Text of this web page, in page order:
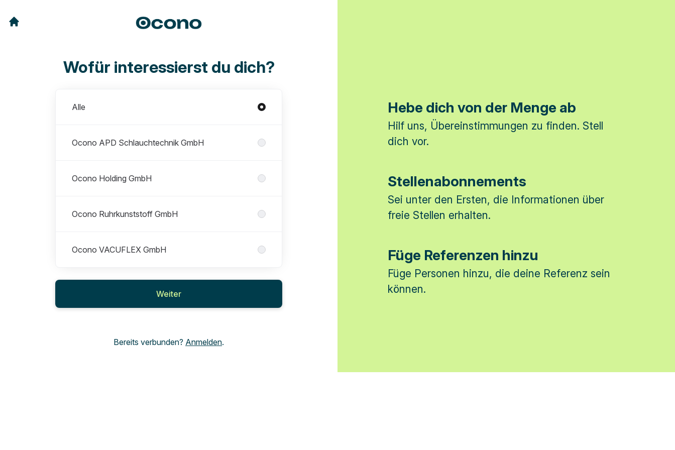
Wofür interessierst du dich?
Alle
Ocono APD Schlauchtechnik GmbH
Ocono Holding GmbH
Ocono Ruhrkunststoff GmbH
Ocono VACUFLEX GmbH
Weiter
Bereits verbunden? Anmelden.
Hebe dich von der Menge ab
Hilf uns, Übereinstimmungen zu finden. Stell
dich vor.
Stellenabonnements
Sei unter den Ersten, die Informationen über
freie Stellen erhalten.
Füge Referenzen hinzu
Füge Personen hinzu, die deine Referenz sein
können.